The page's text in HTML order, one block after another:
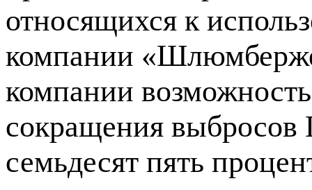
относящихся к
компании
компании
сокращения выбросов
семьдесят пять